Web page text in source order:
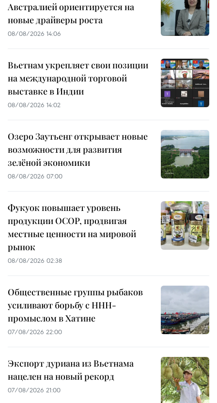
Австралией ориентируется на
новые драйверы роста
08/08/2026 14:06
Вьетнам укрепляет свои позиции
на международной торговой
выставке в Индии
08/08/2026 14:02
Озеро Заутьенг открывает новые
возможности для развития
зелёной экономики
08/08/2026 07:00
Фукуок повышает уровень
продукции OCOP, продвигая
местные ценности на мировой
рынок
08/08/2026 02:38
Общественные группы рыбаков
усиливают борьбу с ННН-
промыслом в Хатине
07/08/2026 22:00
Экспорт дуриана из Вьетнама
нацелен на новый рекорд
07/08/2026 21:00